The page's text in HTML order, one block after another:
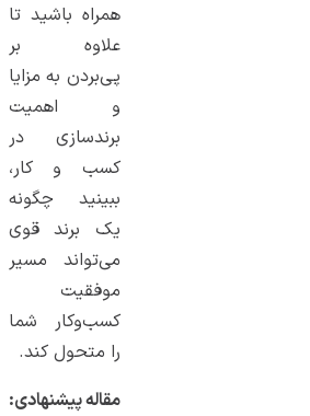
همراه باشید تا
علاوه بر
پی‌بردن به مزایا
و اهمیت
برندسازی در
کسب و کار،
ببینید چگونه
یک برند قوی
می‌تواند مسیر
موفقیت
کسب‌وکار شما
را متحول کند.
مقاله پیشنهادی: